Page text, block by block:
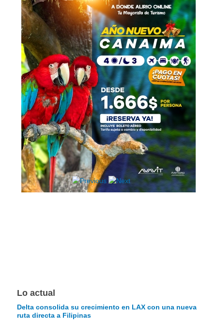
Diseño de Websites
Hosting / Alojamiento para Websites
Publicidad
Tienda en línea
Lo actual
Delta consolida su crecimiento en LAX con una nueva
ruta directa a Filipinas